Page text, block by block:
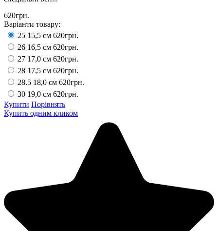
620грн.
Варіанти товару:
25 15,5 см 620грн.
26 16,5 см 620грн.
27 17,0 см 620грн.
28 17,5 см 620грн.
28.5 18,0 см 620грн.
30 19,0 см 620грн.
Купити Порівнять
Купить одним кликом